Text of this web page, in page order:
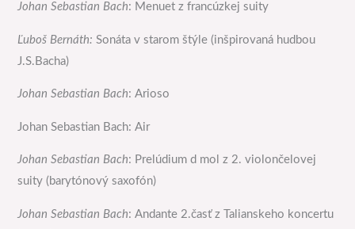
Johan Sebastian Bach: Menuet z francúzkej suity
Ľuboš Bernáth: Sonáta v starom štýle (inšpirovaná hudbou
J.S.Bacha)
Johan Sebastian Bach: Arioso
Johan Sebastian Bach: Air
Johan Sebastian Bach: Prelúdium d mol z 2. violončelovej
suity (barytónový saxofón)
Johan Sebastian Bach: Andante 2.časť z Talianskeho koncertu